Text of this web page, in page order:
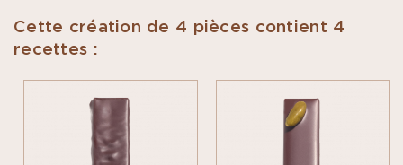
Cette création de 4 pièces contient 4
recettes :